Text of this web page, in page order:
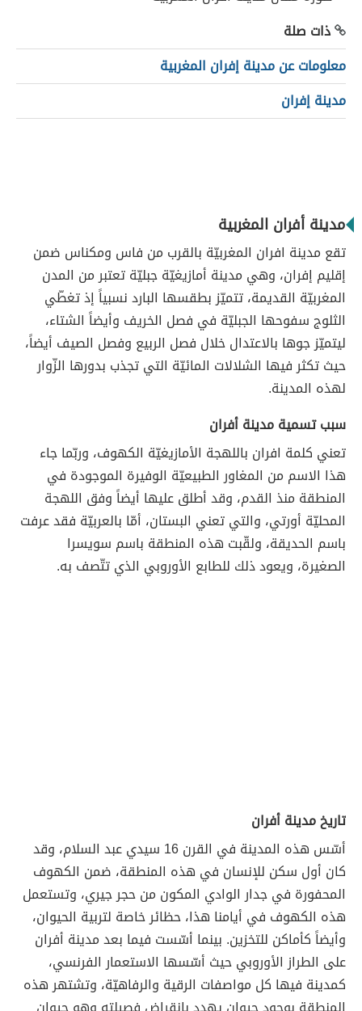
ذات صلة
معلومات عن مدينة إفران المغربية
مدينة إفران
مدينة أفران المغربية
تقع مدينة افران المغربيّة بالقرب من فاس ومكناس ضمن
إقليم إفران، وهي مدينة أمازيغيّة جبليّة تعتبر من المدن
المغربيّة القديمة، تتميّز بطقسها البارد نسبياً إذ تغطّي
الثلوج سفوحها الجبليّة في فصل الخريف وأيضاً الشتاء،
ليتميّز جوها بالاعتدال خلال فصل الربيع وفصل الصيف أيضاً،
حيث تكثر فيها الشلالات المائيّة التي تجذب بدورها الزّوار
لهذه المدينة.
سبب تسمية مدينة أفران
تعني كلمة افران باللهجة الأمازيغيّة الكهوف، وربّما جاء
هذا الاسم من المغاور الطبيعيّة الوفيرة الموجودة في
المنطقة منذ القدم، وقد أطلق عليها أيضاً وفق اللهجة
المحليّة أورتي، والتي تعني البستان، أمّا بالعربيّة فقد عرفت
باسم الحديقة، ولقّبت هذه المنطقة باسم سويسرا
الصغيرة، ويعود ذلك للطابع الأوروبي الذي تتّصف به.
تاريخ مدينة أفران
أسّس هذه المدينة في القرن 16 سيدي عبد السلام، وقد
كان أول سكن للإنسان في هذه المنطقة، ضمن الكهوف
المحفورة في جدار الوادي المكون من حجر جيري، وتستعمل
هذه الكهوف في أيامنا هذا، حظائر خاصة لتربية الحيوان،
وأيضاً كأماكن للتخزين. بينما أسّست فيما بعد مدينة أفران
على الطراز الأوروبي حيث أسّسها الاستعمار الفرنسي،
كمدينة فيها كل مواصفات الرقية والرفاهيّة، وتشتهر هذه